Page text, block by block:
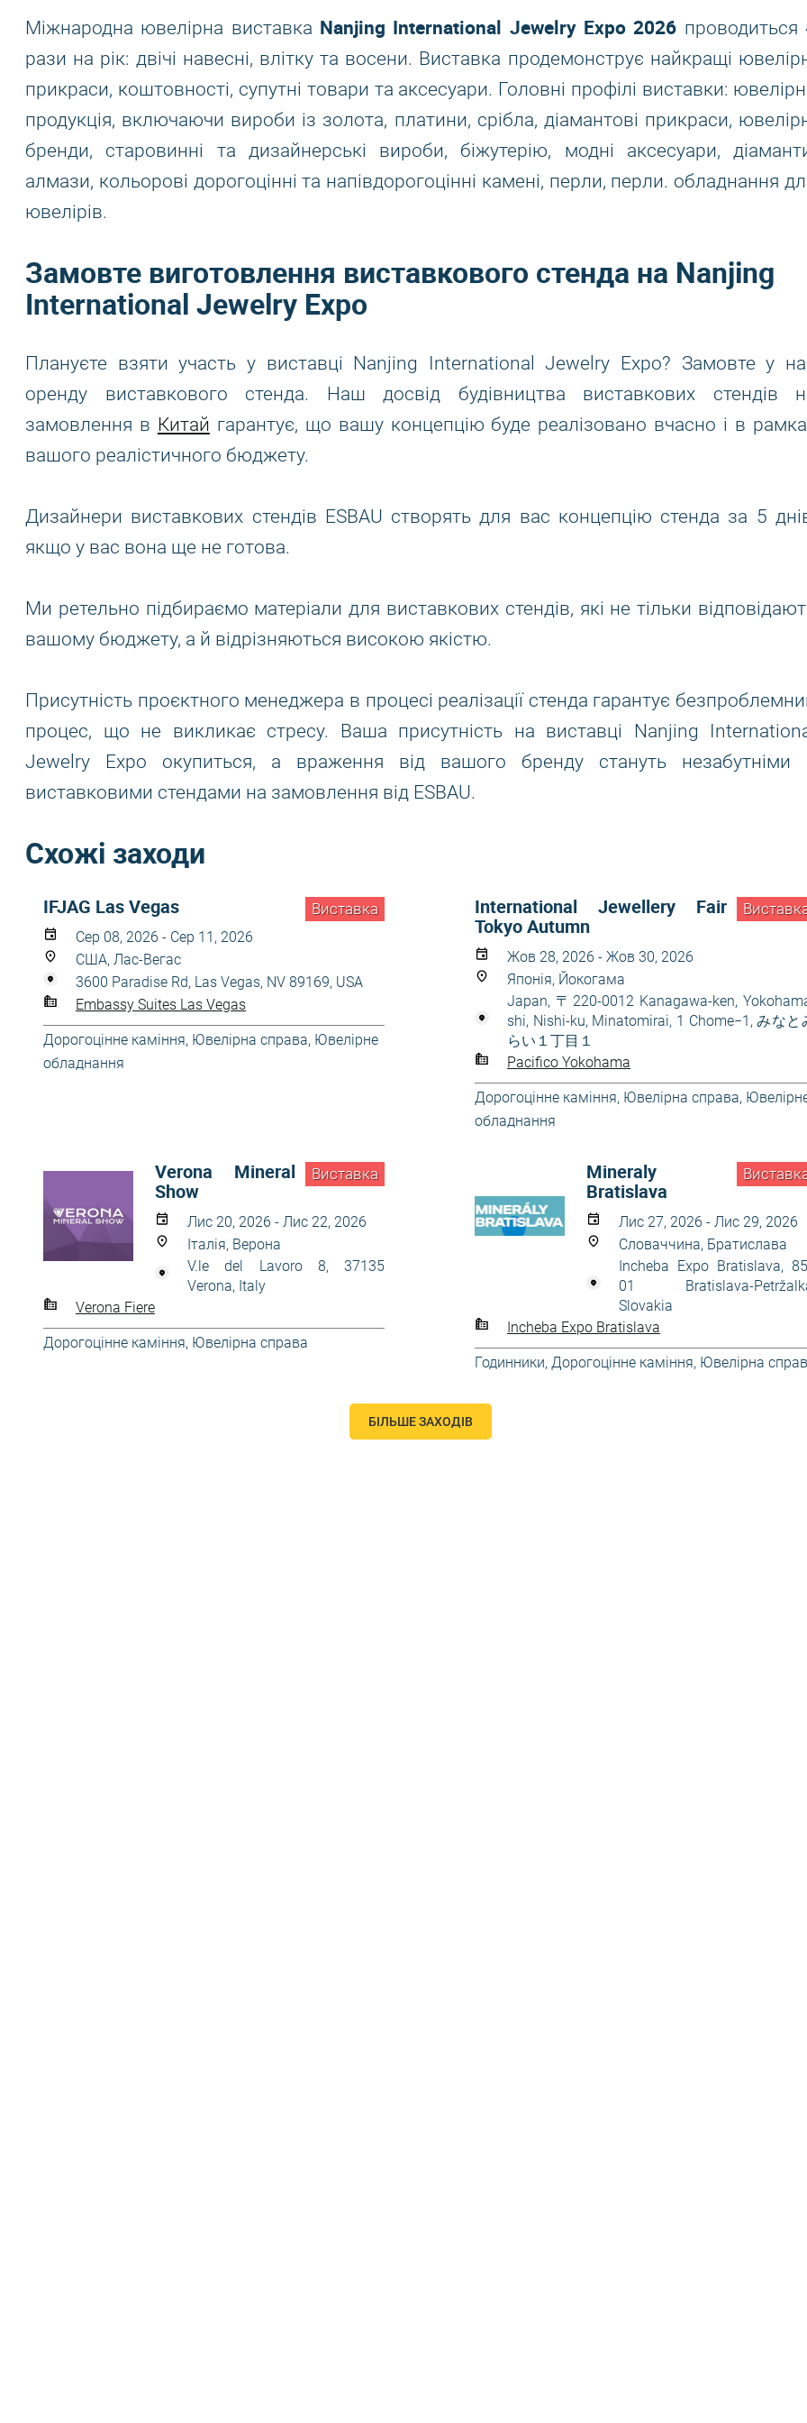
Міжнародна ювелірна виставка Nanjing International Jewelry Expo 2026 проводиться
рази на рік: двічі навесні, влітку та восени. Виставка продемонструє найкращі
прикраси, коштовності, супутні товари та аксесуари. Головні профілі виставки:
продукція, включаючи вироби із золота, платини, срібла, діамантові прикраси,
бренди, старовинні та дизайнерські вироби, біжутерію, модні аксесуари,
алмази, кольорові дорогоцінні та напівдорогоцінні камені, перли, перли. обладнання
ювелірів.
Замовте виготовлення виставкового стенда на Nanjing
International Jewelry Expo
Плануєте взяти участь у виставці Nanjing International Jewelry Expo? Замовте у
оренду виставкового стенда. Наш досвід будівництва виставкових стендів
замовлення в Китай гарантує, що вашу концепцію буде реалізовано вчасно і в
вашого реалістичного бюджету.
Дизайнери виставкових стендів ESBAU створять для вас концепцію стенда за 5
якщо у вас вона ще не готова.
Ми ретельно підбираємо матеріали для виставкових стендів, які не тільки
вашому бюджету, а й відрізняються високою якістю.
Присутність проєктного менеджера в процесі реалізації стенда гарантує
процес, що не викликає стресу. Ваша присутність на виставці Nanjing
Jewelry Expo окупиться, а враження від вашого бренду стануть незабутніми
виставковими стендами на замовлення від ESBAU.
Схожі заходи
Виставка
IFJAG Las Vegas
Сер 08, 2026 - Сер 11, 2026
США, Лас-Вегас
3600 Paradise Rd, Las Vegas, NV 89169, USA
Embassy Suites Las Vegas
Дорогоцінне каміння, Ювелірна справа, Ювелірне
обладнання
International Jewellery Fair
Tokyo Autumn
Жов 28, 2026 - Жов 30, 2026
Японія, Йокогама
Japan, 〒220-0012 Kanagawa-ken,
shi, Nishi-ku, Minatomirai, 1 Chome−1, みなと
らい１丁目１
Pacifico Yokohama
Дорогоцінне каміння, Ювелірна справа,
обладнання
Виставка
Verona Mineral
Show
Лис 20, 2026 - Лис 22, 2026
Італія, Верона
V.le del Lavoro 8, 37135
Verona, Italy
Verona Fiere
Дорогоцінне каміння, Ювелірна справа
Mineraly
Bratislava
Лис 27, 2026 - Лис 29, 2026
Словаччина, Братислава
Incheba Expo Bratislava,
01 Bratislava-
Slovakia
Incheba Expo Bratislava
Годинники, Дорогоцінне каміння, Ювелірна
БІЛЬШЕ ЗАХОДІВ